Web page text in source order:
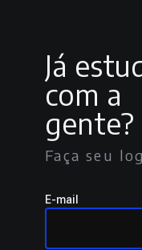
Já
com a
gente?
Faça seu
E-mail